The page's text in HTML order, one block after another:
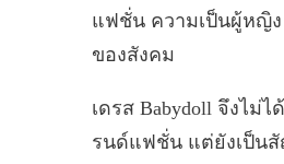
แฟชั่น ความเป็นผู้หญิ
ของสังคม
เดรส Babydoll จึงไม่ไ
รนด์แฟชั่น แต่ยังเป็น